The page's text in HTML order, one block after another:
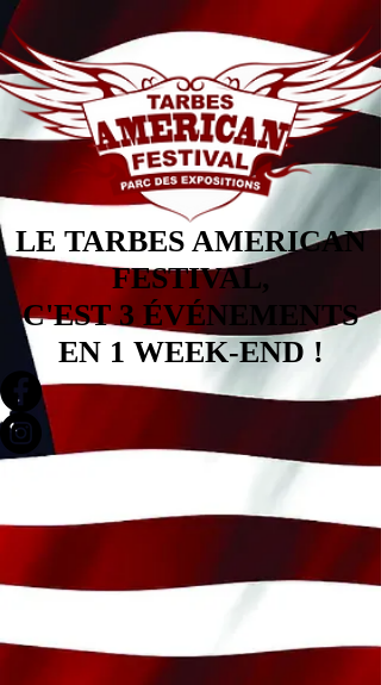
LE TARBES AMERICAN
FESTIVAL,
C'EST 3 ÉVÉNEMENTS
EN 1 WEEK-END !